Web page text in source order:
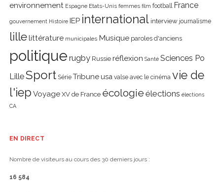
environnement Espagne Etats-Unis femmes film football France
gouvernement Histoire IEP international interview journalisme
lillelittérature municipales Musique paroles d'anciens
politique rugby Russie réflexion Santé Sciences Po
LilleSport Série Tribune usa valse avec le cinéma vie de
l'iep Voyage XV de France écologie élections élections
CA
EN DIRECT
Nombre de visiteurs au cours des 30 derniers jours :
16 584